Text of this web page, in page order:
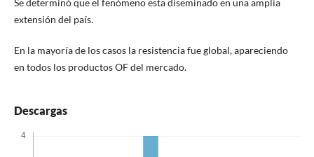
Se determinó que el fenómeno esta diseminado en una amplia
extensión del país.
En la mayoría de los casos la resistencia fue global, apareciendo
en todos los productos OF del mercado.
Descargas